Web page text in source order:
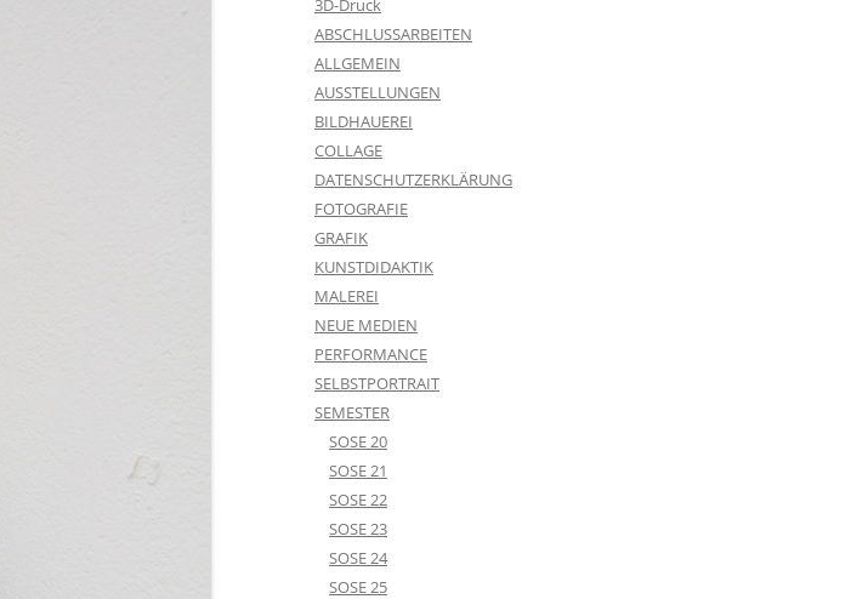
3D-Druck
ABSCHLUSSARBEITEN
ALLGEMEIN
AUSSTELLUNGEN
BILDHAUEREI
COLLAGE
DATENSCHUTZERKLÄRUNG
FOTOGRAFIE
GRAFIK
KUNSTDIDAKTIK
MALEREI
NEUE MEDIEN
PERFORMANCE
SELBSTPORTRAIT
SEMESTER
SOSE 20
SOSE 21
SOSE 22
SOSE 23
SOSE 24
SOSE 25